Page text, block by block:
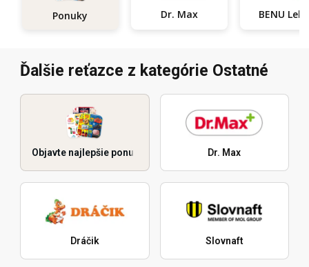
Ponuky Dr. Max
Ďalšie reťazce z kategórie Ostatné
Objavte najlepšie ponuky Dr. Max
Dráčik Slovnaft